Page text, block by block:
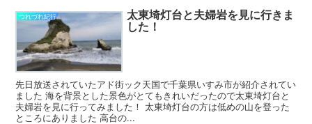
つれづれ紀行
太東埼灯台と夫婦岩を見に行きま
した！
先日放送されていたアド街ック天国で千葉県いすみ市が紹介されてい
ました 海を背景とした景色がとてもきれいだったので太東埼灯台と
夫婦岩を見に行ってみました！ 太東埼灯台の方は低めの山を登った
ところにありました 高台の...